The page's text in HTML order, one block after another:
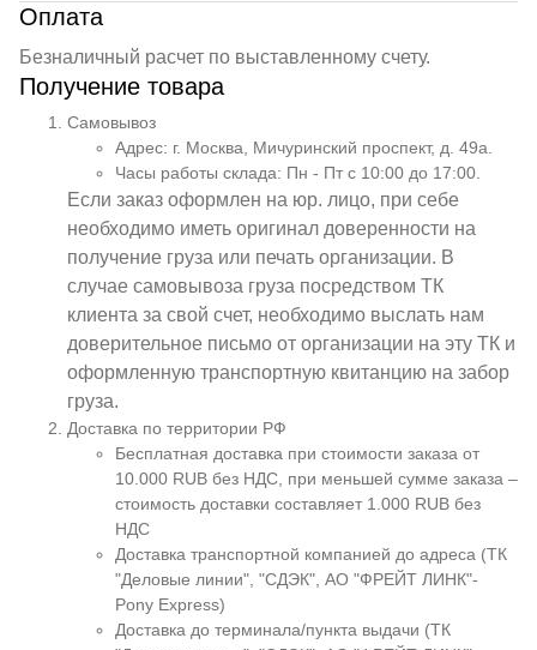
Оплата
Безналичный расчет по выставленному счету.
Получение товара
Самовывоз
Адрес: г. Москва, Мичуринский проспект, д. 49а.
Часы работы склада: Пн - Пт с 10:00 до 17:00.
Если заказ оформлен на юр. лицо, при себе
необходимо иметь оригинал доверенности на
получение груза или печать организации. В
случае самовывоза груза посредством ТК
клиента за свой счет, необходимо выслать нам
доверительное письмо от организации на эту ТК и
оформленную транспортную квитанцию на забор
груза.
Доставка по территории РФ
Бесплатная доставка при стоимости заказа от
10.000 RUB без НДС, при меньшей сумме заказа –
стоимость доставки составляет 1.000 RUB без
НДС
Доставка транспортной компанией до адреса (ТК
"Деловые линии", "СДЭК", АО "ФРЕЙТ ЛИНК"-
Pony Express)
Доставка до терминала/пункта выдачи (ТК